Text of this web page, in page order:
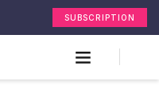
SUBSCRIPTION